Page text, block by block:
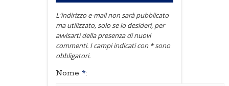
L'indirizzo e-mail non sarà pubblicato
ma utilizzato, solo se lo desideri, per
avvisarti della presenza di nuovi
commenti. I campi indicati con * sono
obbligatori.
Nome *: